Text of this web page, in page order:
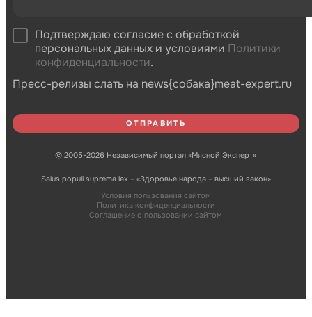
Подтверждаю согласие с обработкой
персональных данных и условиями Политики
конфиденциальности.
Пресс-релизы слать на news{собака}meat-expert.ru
© 2005-2026 Независимый портал «Мясной Эксперт»
Salus populi suprema lex – «Здоровье народа – высший закон»
Условия пользования сайтом
Политика конфиденциальности
Соглашение о пользовании сайтом